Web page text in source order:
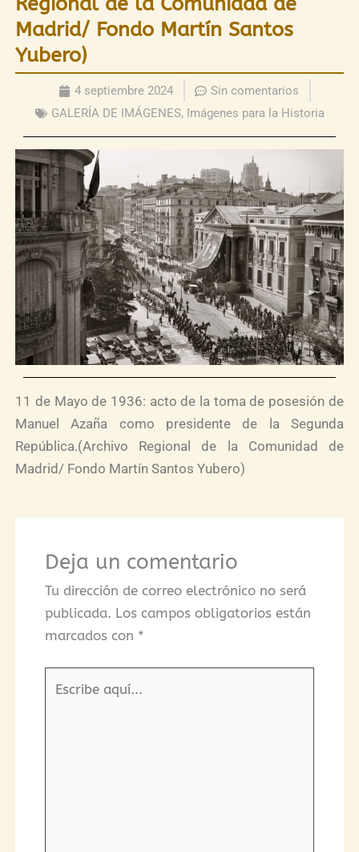
Madrid/ Fondo Martín Santos
Yubero)
4 septiembre 2024
Sin comentarios
GALERÍA DE IMÁGENES, Imágenes para la Historia
11 de Mayo de 1936: acto de la toma de posesión de
Manuel Azaña como presidente de la Segunda
República.(Archivo Regional de la Comunidad de
Madrid/ Fondo Martín Santos Yubero)
Deja un comentario
Tu dirección de correo electrónico no será
publicada. Los campos obligatorios están
marcados con *